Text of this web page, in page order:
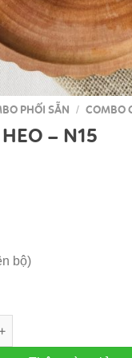
PHỐI SẴN / COMBO
– N15
bộ)
số lượng